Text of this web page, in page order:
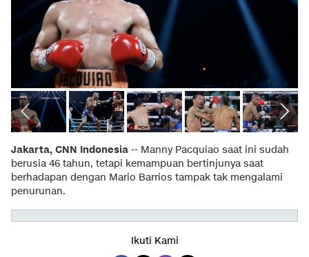
Jakarta, CNN Indonesia -- Manny Pacquiao saat ini sudah
berusia 46 tahun, tetapi kemampuan bertinjunya saat
berhadapan dengan Mario Barrios tampak tak mengalami
penurunan.
Ikuti Kami